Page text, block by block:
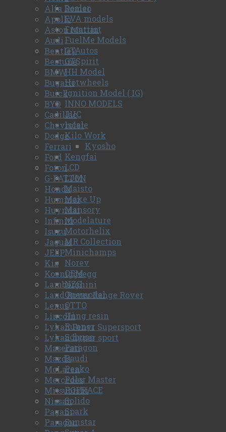
Dealer
EVA models
Frontiart
FuelMe Models
GTAutos
GTSpirit
HH Model
Hotwheels
Ignition Model ( IG)
INNO MODELS
JUC
Iscale
Kilo Work
Kyosho
Kengfai
LCD
LJM
Maisto
Make Up
Mansory
Modelature
Motorhelix
MR Collection
Minichamps
Norev
OEM
NZG
Onemodel
OTTO
Hàng resin
Runner
Schuco
Paragon
Paudi
Peako
Polar Master
POPRACE
Solido
Spark
Sunstar
Alfa Romeo
Apollo
Aston Martin
Audi
Bentley
Bestune
BMW
Bugatti
Buick
BYD
Cadillac
Chevrolet
Dodge
Ferrari
Ford
Foton
G-PATTON
Honda
Hummer
Huyndai
Infiniti
Isuzu
Jaguar
JEEP
Kia
Koeniggsegg
Lamborghini
Land Rover Range Rover
Lexus
Lincoln
Lykan Fenyr Supersport
Lykan hyper sport
Maserati
Mazda
McLaren
Mercedes
Mitsubishi
Nissan
Pagani
Paragon